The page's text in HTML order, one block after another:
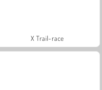
X Trail-race